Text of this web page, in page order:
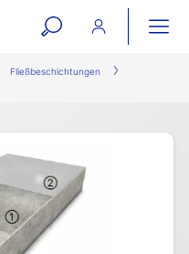
open
search
Fließbeschichtungen